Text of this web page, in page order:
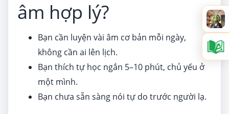
âm hợp lý?
Bạn cần luyện vài âm cơ bản mỗi ngày,
không cần ai lên lịch.
Bạn thích tự học ngắn 5–10 phút, chủ yếu ở
một mình.
Bạn chưa sẵn sàng nói tự do trước người lạ.